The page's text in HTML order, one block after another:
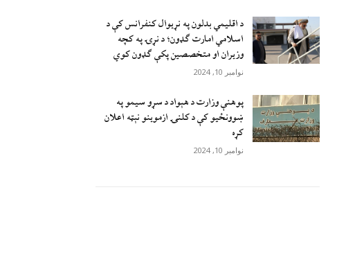
د اقليمي بدلون په نړيوال کنفرانس کې د
اسلامي امارت ګډون؛ د نړۍ په کچه
وزيران او متخصصين پکې ګډون کوي
نوامبر 10, 2024
پوهنې وزارت د هېواد د سړو سيمو په
ښوونځيو کې د کلنۍ ازموينو نېټه اعلان
کړه
نوامبر 10, 2024